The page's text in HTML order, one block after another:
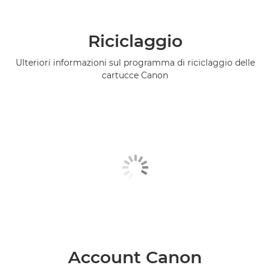
Riciclaggio
Ulteriori informazioni sul programma di riciclaggio delle
cartucce Canon
Account Canon